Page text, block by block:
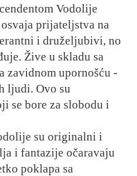
Vodolije
prijateljstva na
i druželjubivi, no
Žive u skladu sa
zavidnom upornošću -
ljudi. Ovo su
se bore za slobodu i
su originalni i
i fantazije očaravaju
poklapa sa